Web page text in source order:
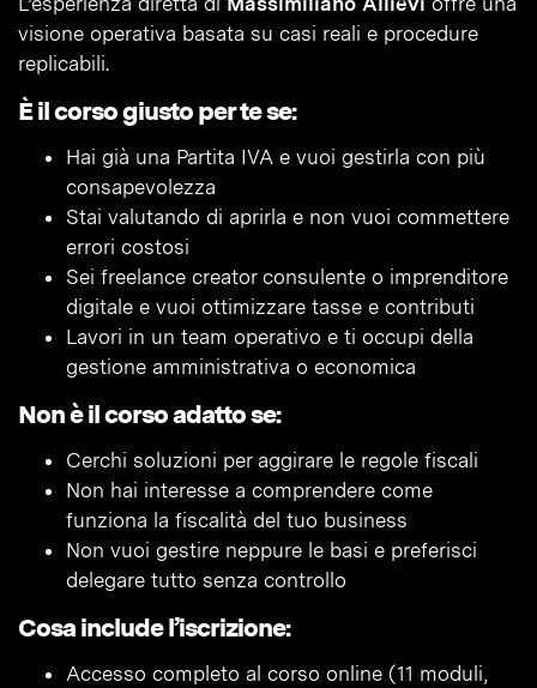
visione operativa basata su casi reali e procedure
replicabili.
È il corso giusto per te se:
Hai già una Partita IVA e vuoi gestirla con più
consapevolezza
Stai valutando di aprirla e non vuoi commettere
errori costosi
Sei freelance creator consulente o imprenditore
digitale e vuoi ottimizzare tasse e contributi
Lavori in un team operativo e ti occupi della
gestione amministrativa o economica
Non è il corso adatto se:
Cerchi soluzioni per aggirare le regole fiscali
Non hai interesse a comprendere come
funziona la fiscalità del tuo business
Non vuoi gestire neppure le basi e preferisci
delegare tutto senza controllo
Cosa include l’iscrizione:
Accesso completo al corso online (11 moduli,